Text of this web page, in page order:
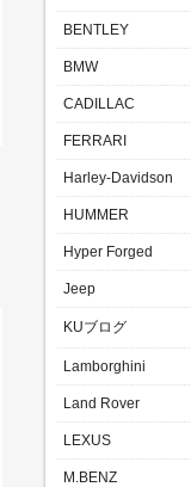
BENTLEY
BMW
CADILLAC
FERRARI
Harley-Davidson
HUMMER
Hyper Forged
Jeep
KUブログ
Lamborghini
Land Rover
LEXUS
M.BENZ